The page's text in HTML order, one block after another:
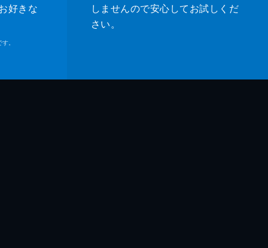
好きな
。
しませんので安心してお試しくだ
さい。